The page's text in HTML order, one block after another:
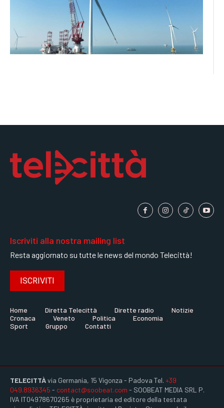
Iscriviti alla nostra mailing list
Resta aggiornato su tutte le news del mondo Telecittà!
ISCRIVITI
Home Diretta Telecittà Dirette radio
Notizie
Cronaca
Veneto Politica
Economia
Sport
Gruppo Contatti
TELECITTÀvia Germania, 15 Vigonza - Padova Tel. +39
049.8936345 - contact@soobeat.com - SOOBEAT MEDIA SRL P.
IVA IT04978670265 è proprietaria ed editore della testata